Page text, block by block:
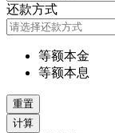
还款方式
等额本金
等额本息